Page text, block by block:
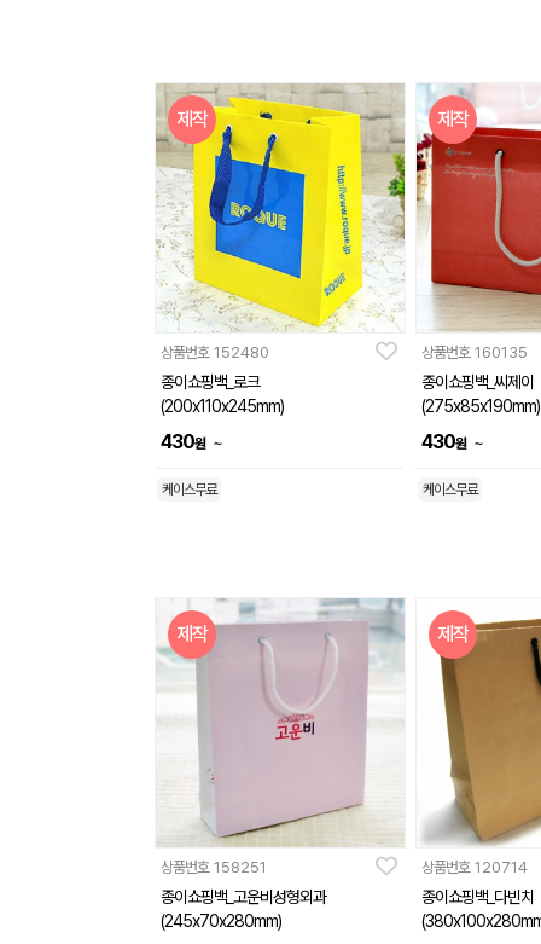
제작
상품번호 152480
종이쇼핑백_로크
(200x110x245mm)
430원 ~
케이스무료
제작
상품번호 160135
종이쇼핑백_씨제이
(275x85x190mm)
430원 ~
케이스무료
제작
상품번호 158251
종이쇼핑백_고운비성형외과
(245x70x280mm)
제작
상품번호 120714
종이쇼핑백_다빈치